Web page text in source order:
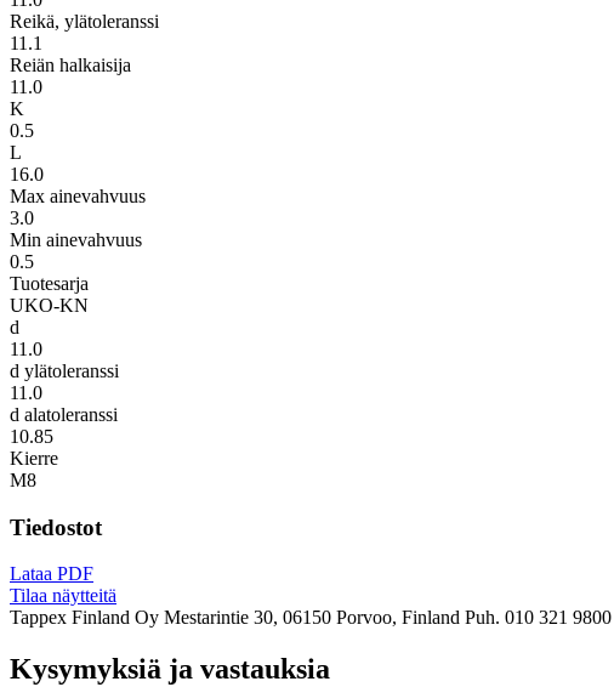
Reikä, ylätoleranssi
11.1
Reiän halkaisija
11.0
K
0.5
L
16.0
Max ainevahvuus
3.0
Min ainevahvuus
0.5
Tuotesarja
UKO-KN
d
11.0
d ylätoleranssi
11.0
d alatoleranssi
10.85
Kierre
M8
Tiedostot
Lataa PDF
Tilaa näytteitä
Tappex Finland Oy Mestarintie 30, 06150 Porvoo, Finland Puh. 010 321 9800
Kysymyksiä ja vastauksia